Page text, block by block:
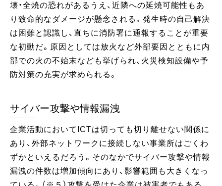
壊・全焼の恐れがあるうえ、近隣への延焼可能性もあ
り致命的なダメージが懸念される。発生時の自己解決
は困難と認識し、直ちに消防署に通報することが重要
な初動だ。原因としては放火など外部要因とともに内
部での火の不始末なども挙げられ、火災検知設備や予
防対策の充実が求められる。
サイバー攻撃や情報漏洩
企業活動においてICTは切っても切り離せない関係に
あり、外部ネットワークに接続しない事業所はごくわ
ずかといえるだろう。そのなかでサイバー攻撃や情報
漏洩の件数は増加傾向にあり、影響範囲も大きくなっ